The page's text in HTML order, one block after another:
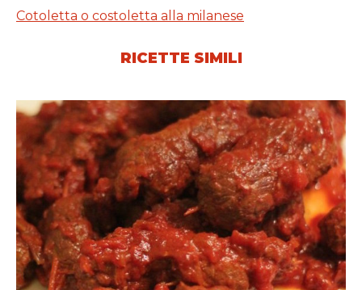
Cotoletta o costoletta alla milanese
RICETTE SIMILI